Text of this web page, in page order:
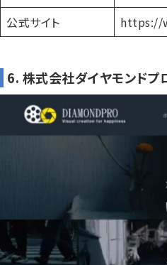
公式サイト
https://
6. 株式会社ダイヤモンドプ